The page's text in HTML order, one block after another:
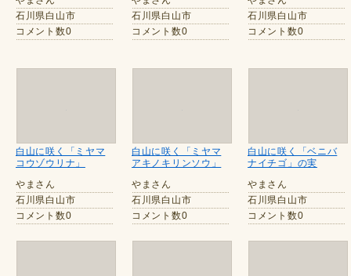
石川県白山市
コメント数0
石川県白山市
コメント数0
石川県白山市
コメント数0
白山に咲く「ミヤマ
コウゾウリナ」
やまさん
石川県白山市
コメント数0
白山に咲く「ミヤマ
アキノキリンソウ」
やまさん
石川県白山市
コメント数0
白山に咲く「ベニバ
ナイチゴ」の実
やまさん
石川県白山市
コメント数0